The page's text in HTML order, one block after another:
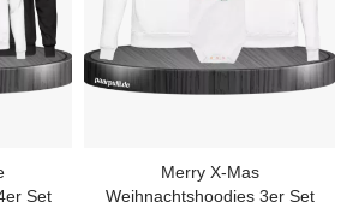
Set
Merry X-Mas
Weihnachtshoodies 3er Set